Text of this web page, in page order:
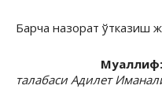
Барча назорат ўтказиш
Муаллиф:
талабаси Адилет